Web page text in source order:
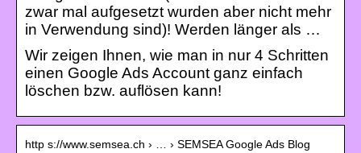
zwar mal aufgesetzt wurden aber nicht mehr
in Verwendung sind)! Werden länger als …
Wir zeigen Ihnen, wie man in nur 4 Schritten
einen Google Ads Account ganz einfach
löschen bzw. auflösen kann!
http s://www.semsea.ch › … › SEMSEA Google Ads Blog